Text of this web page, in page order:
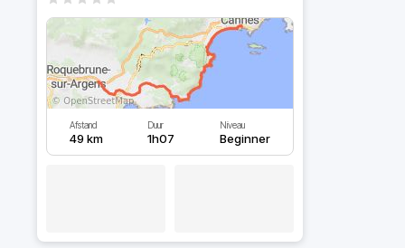
Afstand
49 km
Duur
1h07
Niveau
Beginner